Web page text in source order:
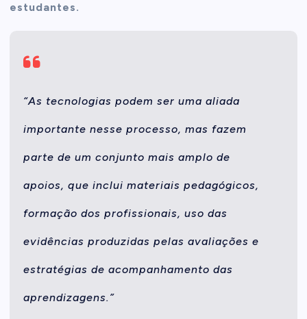
estudantes.
“As tecnologias podem ser uma aliada
importante nesse processo, mas fazem
parte de um conjunto mais amplo de
apoios, que inclui materiais pedagógicos,
formação dos profissionais, uso das
evidências produzidas pelas avaliações e
estratégias de acompanhamento das
aprendizagens.”